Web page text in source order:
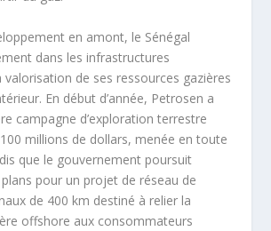
en amont, le Sénégal
dans les infrastructures
valorisation de ses ressources gazières
En début d’année, Petrosen a
campagne d’exploration terrestre
100 millions de dollars, menée en toute
que le gouvernement poursuit
plans pour un projet de réseau de
de 400 km destiné à relier la
offshore aux consommateurs